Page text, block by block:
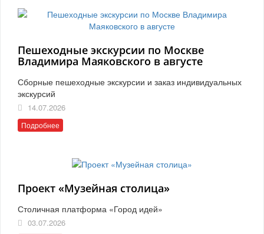
Пешеходные экскурсии по Москве
Владимира Маяковского в августе
Сборные пешеходные экскурсии и заказ индивидуальных
экскурсий
14.07.2026
Подробнее
Проект «Музейная столица»
Столичная платформа «Город идей»
03.07.2026